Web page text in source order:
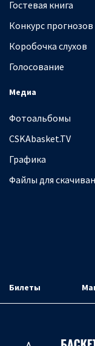
Гостевая книга
Конкурс прогнозов
Коробочка слухов
Голосование
Медиа
Фотоальбомы
CSKAbasket.TV
Графика
Файлы для
Билеты